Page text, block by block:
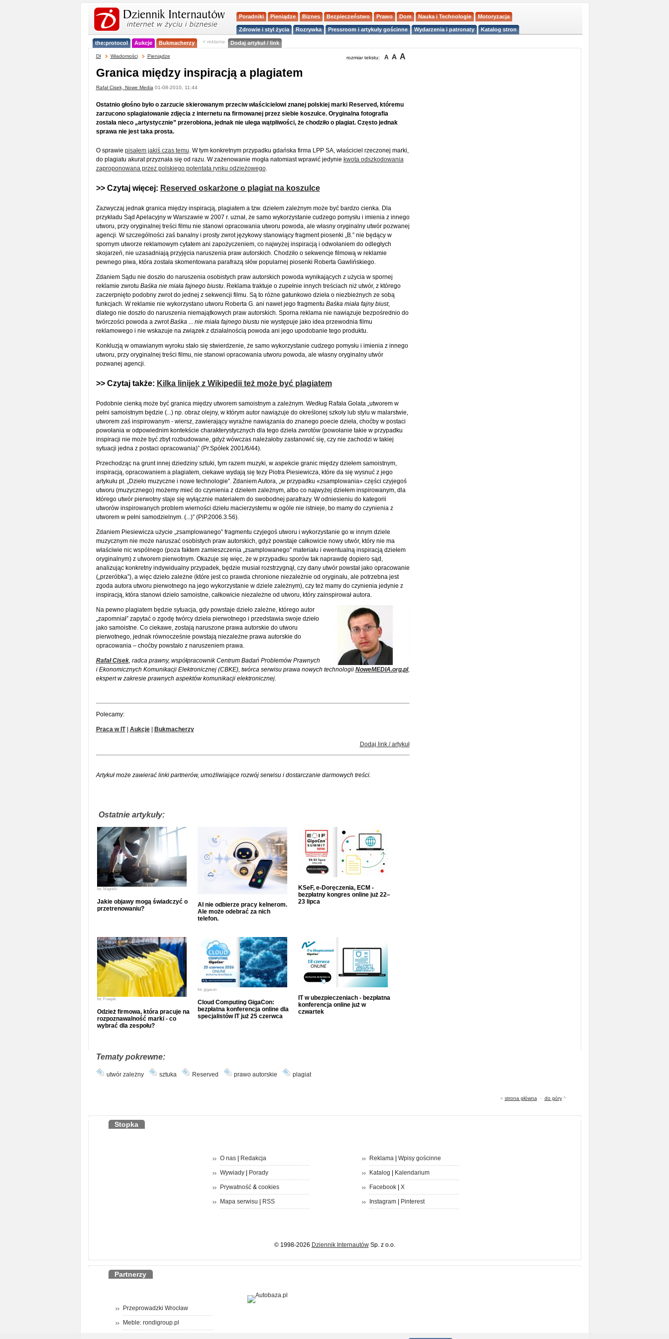
Poradniki Pieniądze Biznes Bezpieczeństwo Prawo Dom Nauka i Technologie Motoryzacja
Zdrowie i styl życia Rozrywka Pressroom i artykuły gościnne Wydarzenia i patronaty Katalog stron
the:protocol Aukcje Bukmacherzy < reklama Dodaj artykuł / link
DI Wiadomości Pieniądze rozmiar tekstu: A A A
Granica między inspiracją a plagiatem
Rafał Cisek, Nowe Media 01-08-2010, 11:44
Ostatnio głośno było o zarzucie skierowanym przeciw właścicielowi znanej polskiej marki Reserved, któremu
zarzucono splagiatowanie zdjęcia z internetu na firmowanej przez siebie koszulce. Oryginalna fotografia
została nieco „artystycznie” przerobiona, jednak nie ulega wątpliwości, że chodziło o plagiat. Często jednak
sprawa nie jest taka prosta.
O sprawie pisałem jakiś czas temu. W tym konkretnym przypadku gdańska firma LPP SA, właściciel rzeczonej marki,
do plagiatu akurat przyznała się od razu. W zażenowanie mogła natomiast wprawić jedynie kwota odszkodowania
zaproponowana przez polskiego potentata rynku odzieżowego.
>> Czytaj więcej: Reserved oskarżone o plagiat na koszulce
Zazwyczaj jednak granica między inspiracją, plagiatem a tzw. dziełem zależnym może być bardzo cienka. Dla
przykładu Sąd Apelacyjny w Warszawie w 2007 r. uznał, że samo wykorzystanie cudzego pomysłu i imienia z innego
utworu, przy oryginalnej treści filmu nie stanowi opracowania utworu powoda, ale własny oryginalny utwór pozwanej
agencji. W szczególności zaś banalny i prosty zwrot językowy stanowiący fragment piosenki „B.” nie będący w
spornym utworze reklamowym cytatem ani zapożyczeniem, co najwyżej inspiracją i odwołaniem do odległych
skojarzeń, nie uzasadniają przyjęcia naruszenia praw autorskich. Chodziło o sekwencje filmową w reklamie
pewnego piwa, która została skomentowana parafrazą słów popularnej piosenki Roberta Gawlińskiego.
Zdaniem Sądu nie doszło do naruszenia osobistych praw autorskich powoda wynikających z użycia w spornej
reklamie zwrotu Baśka nie miała fajnego biustu. Reklama traktuje o zupełnie innych treściach niż utwór, z którego
zaczerpnięto podobny zwrot do jednej z sekwencji filmu. Są to różne gatunkowo dzieła o niezbieżnych ze sobą
funkcjach. W reklamie nie wykorzystano utworu Roberta G. ani nawet jego fragmentu Baśka miała fajny biust,
dlatego nie doszło do naruszenia niemajątkowych praw autorskich. Sporna reklama nie nawiązuje bezpośrednio do
twórczości powoda a zwrotBaśka ... nie miała fajnego biustunie występuje jako idea przewodnia filmu
reklamowego i nie wskazuje na związek z działalnością powoda ani jego upodobanie tego produktu.
Konkluzją w omawianym wyroku stało się stwierdzenie, że samo wykorzystanie cudzego pomysłu i imienia z innego
utworu, przy oryginalnej treści filmu, nie stanowi opracowania utworu powoda, ale własny oryginalny utwór
pozwanej agencji.
>> Czytaj także: Kilka linijek z Wikipedii też może być plagiatem
Podobnie cienką może być granica między utworem samoistnym a zależnym. Według Rafała Golata „utworem w
pełni samoistnym będzie (...) np. obraz olejny, w którym autor nawiązuje do określonej szkoły lub stylu w malarstwie,
utworem zaś inspirowanym - wiersz, zawierający wyraźne nawiązania do znanego poecie dzieła, choćby w postaci
powołania w odpowiednim kontekście charakterystycznych dla tego dzieła zwrotów (powołanie takie w przypadku
inspiracji nie może być zbyt rozbudowane, gdyż wówczas należałoby zastanowić się, czy nie zachodzi w takiej
sytuacji jedna z postaci opracowania)” (Pr.Spółek 2001/6/44).
Przechodząc na grunt innej dziedziny sztuki, tym razem muzyki, w aspekcie granic między dziełem samoistnym,
inspiracją, opracowaniem a plagiatem, ciekawe wydają się tezy Piotra Piesiewicza, które da się wysnuć z jego
artykułu pt. „Dzieło muzyczne i nowe technologie”. Zdaniem Autora, „w przypadku «zsamplowania» części czyjegoś
utworu (muzycznego) możemy mieć do czynienia z dziełem zależnym, albo co najwyżej dziełem inspirowanym, dla
którego utwór pierwotny staje się wyłącznie materiałem do swobodnej parafrazy. W odniesieniu do kategorii
utworów inspirowanych problem wierności dziełu macierzystemu w ogóle nie istnieje, bo mamy do czynienia z
utworem w pełni samodzielnym. (...)” (PiP.2006.3.56).
Zdaniem Piesiewicza użycie „zsamplowanego” fragmentu czyjegoś utworu i wykorzystanie go w innym dziele
muzycznym nie może naruszać osobistych praw autorskich, gdyż powstaje całkowicie nowy utwór, który nie ma
właściwie nic wspólnego (poza faktem zamieszczenia „zsamplowanego” materiału i ewentualną inspiracją dziełem
oryginalnym) z utworem pierwotnym. Okazuje się więc, że w przypadku sporów tak naprawdę dopiero sąd,
analizując konkretny indywidualny przypadek, będzie musiał rozstrzygnął, czy dany utwór powstał jako opracowanie
(„przeróbka”), a więc dzieło zależne (które jest co prawda chronione niezależnie od oryginału, ale potrzebna jest
zgoda autora utworu pierwotnego na jego wykorzystanie w dziele zależnym), czy też mamy do czynienia jedynie z
inspiracją, która stanowi dzieło samoistne, całkowicie niezależne od utworu, który zainspirował autora.
Na pewno plagiatem będzie sytuacja, gdy powstaje dzieło zależne, którego autor
„zapomniał” zapytać o zgodę twórcy dzieła pierwotnego i przedstawia swoje dzieło
jako samoistne. Co ciekawe, zostają naruszone prawa autorskie do utworu
pierwotnego, jednak równocześnie powstają niezależne prawa autorskie do
opracowania – choćby powstało z naruszeniem prawa.
Rafał Cisek, radca prawny, współpracownik Centrum Badań Problemów Prawnych
i Ekonomicznych Komunikacji Elektronicznej (CBKE), twórca serwisu prawa nowych technologii NoweMEDIA.org.pl,
ekspert w zakresie prawnych aspektów komunikacji elektronicznej.
Polecamy:
Praca w IT| Aukcje| Bukmacherzy
Dodaj link / artykuł
Artykuł może zawierać linki partnerów, umożliwiające rozwój serwisu i dostarczanie darmowych treści.
Ostatnie artykuły:
fot. Magnific
Jakie objawy mogą świadczyć o
przetrenowaniu?
AI nie odbierze pracy kelnerom.
Ale może odebrać za nich
telefon.
KSeF, e-Doręczenia, ECM -
bezpłatny kongres online już 22–
23 lipca
fot. Freepik
Odzież firmowa, która pracuje na
rozpoznawalność marki - co
wybrać dla zespołu?
fot. gigacon
Cloud Computing GigaCon:
bezpłatna konferencja online dla
specjalistów IT już 25 czerwca
IT w ubezpieczeniach - bezpłatna
konferencja online już w
czwartek
Tematy pokrewne:
utwór zależny sztuka Reserved prawo autorskie plagiat
« strona główna - do góry^
Stopka
O nas| Redakcja
Wywiady| Porady
Prywatność& cookies
Mapa serwisu RSS
Reklama| Wpisy gościnne
Katalog Kalendarium
Facebook| X
Instagram| Pinterest
© 1998-2026 Dziennik InternautówSp. z o.o.
Partnerzy
Przeprowadzki Wrocław
Meble: rondigroup.pl